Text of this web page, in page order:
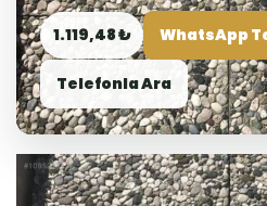
1.119,48 ₺ WhatsApp
Telefonla Ara